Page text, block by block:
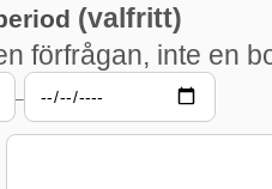
(valfritt)
förfrågan, inte en
–